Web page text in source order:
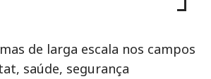
de larga escala nos campos
saúde, segurança